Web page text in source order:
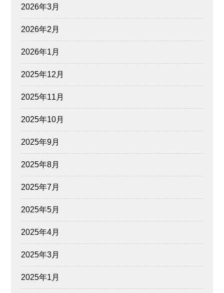
2026年3月
2026年2月
2026年1月
2025年12月
2025年11月
2025年10月
2025年9月
2025年8月
2025年7月
2025年5月
2025年4月
2025年3月
2025年1月